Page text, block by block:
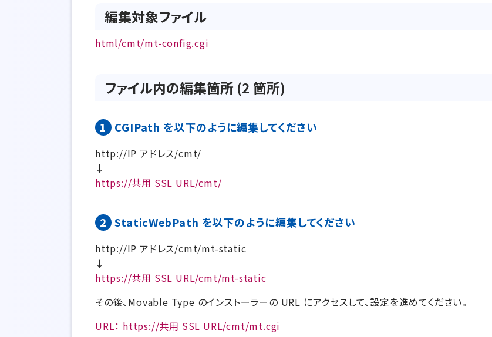
編集対象ファイル
html/cmt/mt-config.cgi
ファイル内の編集箇所 (2 箇所)
1 CGIPath を以下のように編集してください
http://IP アドレス/cmt/
↓
https://共用 SSL URL/cmt/
2 StaticWebPath を以下のように編集してください
http://IP アドレス/cmt/mt-static
↓
https://共用 SSL URL/cmt/mt-static
その後、Movable Type のインストーラーの URL にアクセスして、設定を進めてください。
URL： https://共用 SSL URL/cmt/mt.cgi